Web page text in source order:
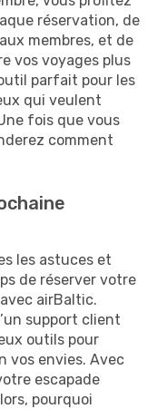
réservation, de
membres, et de
vos voyages plus
parfait pour les
qui veulent
fois que vous
comment
les astuces et
de réserver votre
airBaltic.
support client
outils pour
vos envies. Avec
escapade
pourquoi